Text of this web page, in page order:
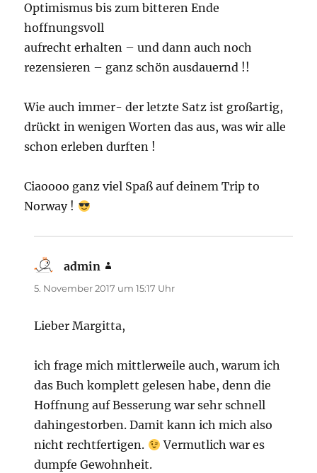
Optimismus bis zum bitteren Ende
hoffnungsvoll
aufrecht erhalten – und dann auch noch
rezensieren – ganz schön ausdauernd !!
Wie auch immer- der letzte Satz ist großartig,
drückt in wenigen Worten das aus, was wir alle
schon erleben durften !
Ciaoooo ganz viel Spaß auf deinem Trip to
Norway !
admin
5. November 2017 um 15:17 Uhr
Lieber Margitta,
ich frage mich mittlerweile auch, warum ich
das Buch komplett gelesen habe, denn die
Hoffnung auf Besserung war sehr schnell
dahingestorben. Damit kann ich mich also
nicht rechtfertigen.
Vermutlich war es
dumpfe Gewohnheit.